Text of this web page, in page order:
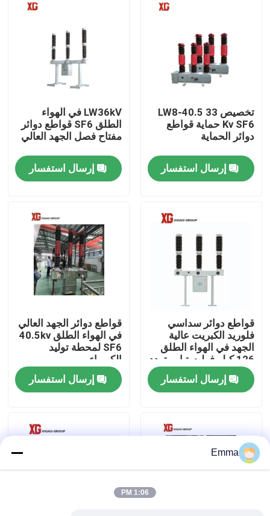
منزل، بيت
معلومات عنا
جولة في المعمل
مراقبة الجودة
اتصل بنا
اطلب اقتباس
تبديل كسر تحميل الهواء
SF6 تبديل كسر الحمل
تخصيص LW8-40.5 33
Kv SF6 حماية قواطع
دوائر الحماية
إرسال استفسار
LW36kV في الهواء
الطلق SF6 قواطع دوائر
مفتاح فصل الجهد العالي
إرسال استفسار
قواطع دوائر سداسي
فلوريد الكبريت عالية
الجهد في الهواء الطلق
126 كيلو فولت تيار متردد
50 هرتز
إرسال استفسار
قواطع دوائر الجهد العالي
في الهواء الطلق 40.5kv
SF6 لمحطة توليد
الكهرباء
إرسال استفسار
Emma
1:06 PM